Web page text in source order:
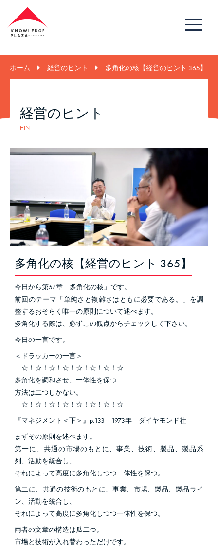
ホーム 経営のヒント 多角化の核【経営のヒント 365】
経営のヒント
HINT
多角化の核【経営のヒント 365】
今日から第57章「多角化の核」です。
前回のテーマ「単純さと複雑さはともに必要である。」を調
整するおそらく唯一の原則について述べます。
多角化する際は、必ずこの観点からチェックして下さい。
今日の一言です。
＜ドラッカーの一言＞
！☆！☆！☆！☆！☆！☆！☆！☆！
多角化を調和させ、一体性を保つ
方法は二つしかない。
！☆！☆！☆！☆！☆！☆！☆！☆！
『マネジメント＜下＞』p.133 1973年 ダイヤモンド社
まずその原則を述べます。
第一に、共通の市場のもとに、事業、技術、製品、製品系
列、活動を統合し、
それによって高度に多角化しつつ一体性を保つ。
第二に、共通の技術のもとに、事業、市場、製品、製品ライ
ン、活動を統合し、
それによって高度に多角化しつつ一体性を保つ。
両者の文章の構造は瓜二つ。
市場と技術が入れ替わっただけです。